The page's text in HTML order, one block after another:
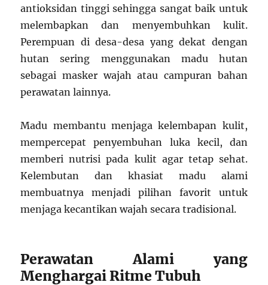
antioksidan tinggi sehingga sangat baik untuk
melembapkan dan menyembuhkan kulit.
Perempuan di desa-desa yang dekat dengan
hutan sering menggunakan madu hutan
sebagai masker wajah atau campuran bahan
perawatan lainnya.
Madu membantu menjaga kelembapan kulit,
mempercepat penyembuhan luka kecil, dan
memberi nutrisi pada kulit agar tetap sehat.
Kelembutan dan khasiat madu alami
membuatnya menjadi pilihan favorit untuk
menjaga kecantikan wajah secara tradisional.
Perawatan Alami yang
Menghargai Ritme Tubuh